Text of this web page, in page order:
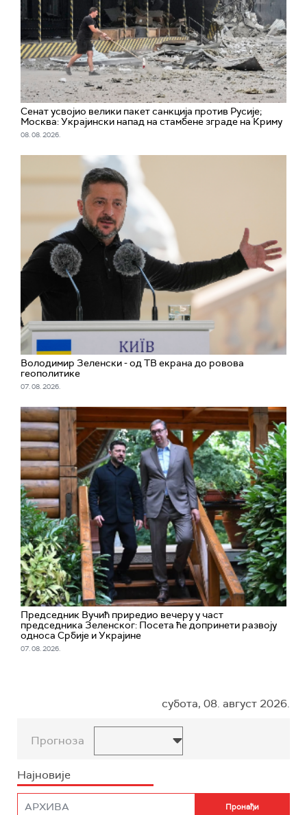
Сенат усвојио велики пакет санкција против Русије;
Москва: Украјински напад на стамбене зграде на Криму
08. 08. 2026.
Володимир Зеленски - од ТВ екрана до ровова
геополитике
07. 08. 2026.
Председник Вучић приредио вечеру у част
председника Зеленског: Посета ће допринети развоју
односа Србије и Украјине
07. 08. 2026.
субота, 08. август 2026.
Прогноза
Најновије